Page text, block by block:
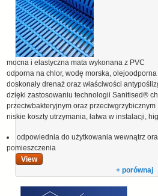
mocna i elastyczna mata wykonana z PVC
odporna na chlor, wodę morska, olejoodporna
doskonały drenaż oraz właściwości
dzięki zastosowaniu technologii Sanitised®
przeciwbakteryjnym oraz przeciwgrzybicznym
niskie koszty utrzymania, łatwa w instalacji,
odpowiednia do użytkowania wewnątrz
pomieszczenia
View
+ porównaj